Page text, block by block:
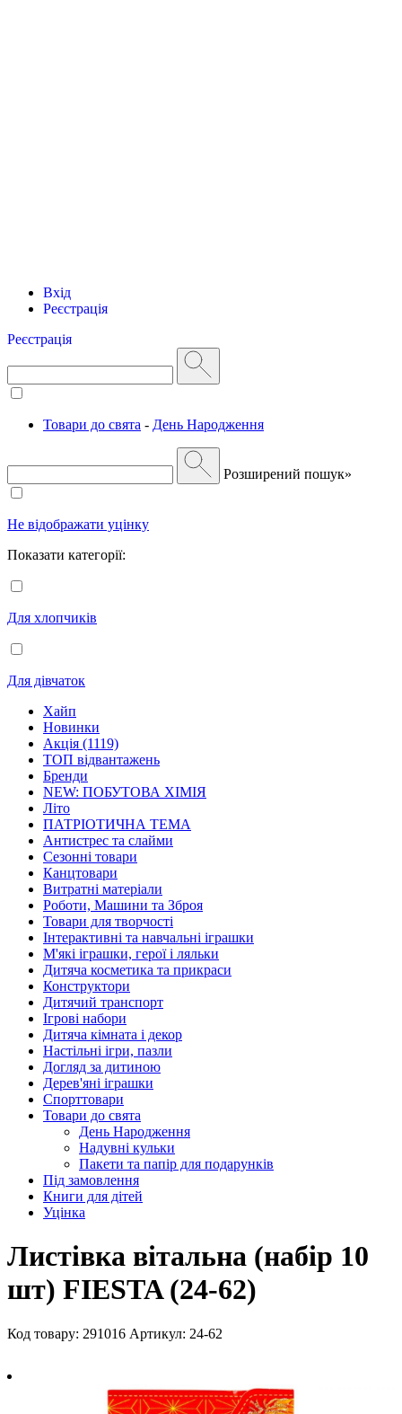
Вхід
Реєстрація
Реєстрація
Товари до свята - День Народження
Розширений пошук»
Не відображати уцінку
Показати категорії:
Для хлопчиків
Для дівчаток
Хайп
Новинки
Акція (1119)
ТОП відвантажень
Бренди
NEW: ПОБУТОВА ХІМІЯ
Літо
ПАТРІОТИЧНА ТЕМА
Антистрес та слайми
Сезонні товари
Канцтовари
Витратні матеріали
Роботи, Машини та Зброя
Товари для творчості
Інтерактивні та навчальні іграшки
М'які іграшки, герої і ляльки
Дитяча косметика та прикраси
Конструктори
Дитячий транспорт
Ігрові набори
Дитяча кімната і декор
Настільні ігри, пазли
Догляд за дитиною
Дерев'яні іграшки
Спорттовари
Товари до свята
День Народження
Надувні кульки
Пакети та папір для подарунків
Під замовлення
Книги для дітей
Уцінка
Листівка вітальна (набір 10
шт) FIESTA (24-62)
Код товару: 291016 Артикул: 24-62